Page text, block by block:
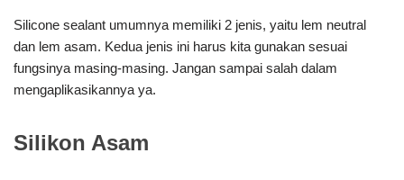
Silicone sealant umumnya memiliki 2 jenis, yaitu lem neutral
dan lem asam. Kedua jenis ini harus kita gunakan sesuai
fungsinya masing-masing. Jangan sampai salah dalam
mengaplikasikannya ya.
Silikon Asam